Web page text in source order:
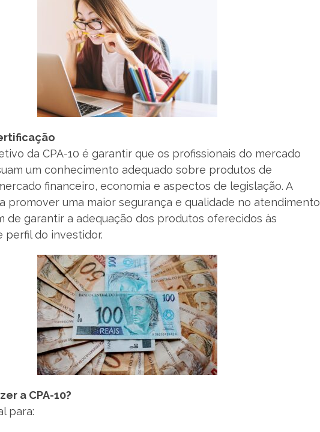
da CPA-10 é garantir que os profissionais do mercado
um conhecimento adequado sobre produtos de
financeiro, economia e aspectos de legislação. A
promover uma maior segurança e qualidade no atendimento
de garantir a adequação dos produtos oferecidos às
perfil do investidor.
a CPA-10?
para: